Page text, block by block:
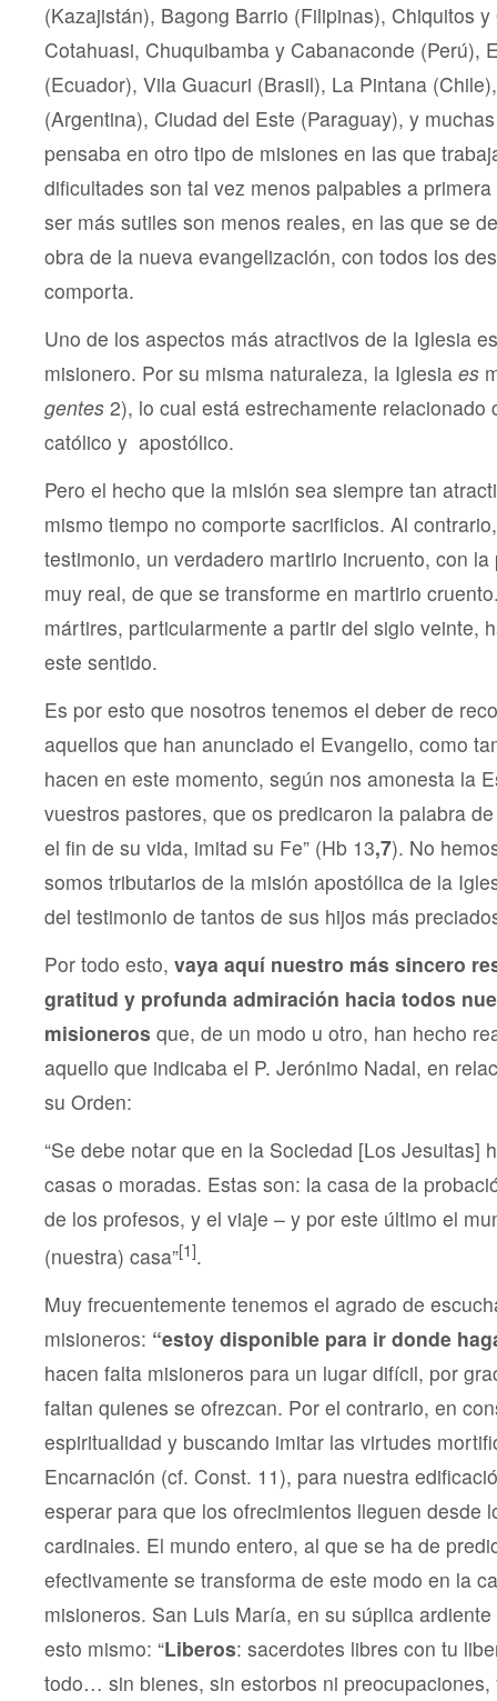
(Kazajistán), Bagong Barrio (Filipinas), Chiquitos
Cotahuasi, Chuquibamba y Cabanaconde (Perú),
(Ecuador), Vila Guacuri (Brasil), La Pintana
(Argentina), Ciudad del Este (Paraguay), y
pensaba en otro tipo de misiones en las que
dificultades son tal vez menos palpables a
ser más sutiles son menos reales, en las que se
obra de la nueva evangelización, con todos los
comporta.
Uno de los aspectos más atractivos de la Iglesia
misionero. Por su misma naturaleza, la Iglesia es
gentes 2), lo cual está estrechamente relacionado
católico y apostólico.
Pero el hecho que la misión sea siempre tan
mismo tiempo no comporte sacrificios. Al
testimonio, un verdadero martirio incruento, con
muy real, de que se transforme en martirio
mártires, particularmente a partir del siglo veinte,
este sentido.
Es por esto que nosotros tenemos el deber de
aquellos que han anunciado el Evangelio, como
hacen en este momento, según nos amonesta la
vuestros pastores, que os predicaron la palabra
el fin de su vida, imitad su Fe” (Hb 13,7). No
somos tributarios de la misión apostólica de la
del testimonio de tantos de sus hijos más
Por todo esto, vaya aquí nuestro más sincero
gratitud y profunda admiración hacia todos
misioneros que, de un modo u otro, han hecho
aquello que indicaba el P. Jerónimo Nadal, en
su Orden:
“Se debe notar que en la Sociedad [Los Jesuitas]
casas o moradas. Estas son: la casa de la
de los profesos, y el viaje – y por este último el
(nuestra) casa”[1].
Muy frecuentemente tenemos el agrado de
misioneros: “estoy disponible para ir donde
hacen falta misioneros para un lugar difícil, por
faltan quienes se ofrezcan. Por el contrario, en
espiritualidad y buscando imitar las virtudes
Encarnación (cf. Const. 11), para nuestra
esperar para que los ofrecimientos lleguen desde
cardinales. El mundo entero, al que se ha de
efectivamente se transforma de este modo en la
misioneros. San Luis María, en su súplica
esto mismo: “Liberos: sacerdotes libres con tu
todo… sin bienes, sin estorbos ni preocupaciones,